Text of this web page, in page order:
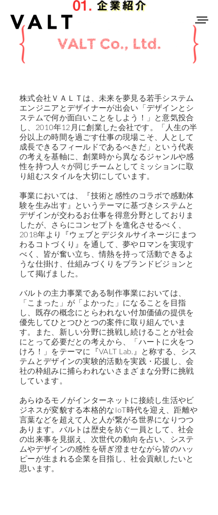
株式会社ＶＡＬＴは、未来を夢見る若手システム
エンジニアとデザイナーが出会い「デザインとシ
ステムで何か面白いことをしよう！」と意気投合
し、2010年12月に創業した会社です。「人生の半
分以上の時間を過ごす仕事の現場こそ、人として
成長できるフィールドであるべきだ」という代表
の考えを基軸に、創業時から異なるジャンルや感
性を持つ人々が同じチームとしてミッションに取
り組むスタイルを大切にしています。
事業においては、『技術と感性のコラボで感動体
験を生み出す』というテーマに基づきシステムと
デザインが交わるお仕事を得意分野としておりま
したが、さらにコンセプトを進化させるべく、
2018年より『ウェブとデジタルサイネージにまつ
わるコトづくり』を通して、夢やロマンを実現す
べく、皆が奮い立ち、情熱を持って活動できるよ
うな仕掛け、仕組みづくりをブランドビジョンと
して掲げました。
バルトの主力事業である制作事業においては、
「こまった」が「よかった」になることを目指
し、既存の概念にとらわれない付加価値の提供を
優先してひとつひとつの案件に取り組んでいま
す。また、新しい分野に挑戦し続けることが社会
にとって必要だとの考えから、「ハートに火をつ
けろ！」をテーマに『VALT Lab.』と称する、シス
テムとデザインの実験的活動を実践・応援し、会
社の枠組みに捕らわれないさまざまな分野に挑戦
しています。
あらゆるモノがインターネットに接続し生活やビ
ジネスが変貌する本格的なIoT時代を迎え、距離や
言葉などを超えて人と人が繋がる世界になりつつ
あります。バルトは歴史を紡ぐ一員として、社会
の出来事を見据え、次世代の動向を占い、システ
ムやデザインの感性を研ぎ澄ませながら皆のハッ
ピーが生まれる企業を目指し、社会貢献したいと
思います。